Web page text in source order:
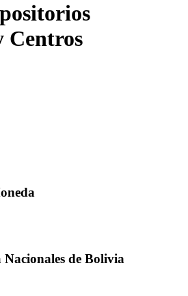
Centros
de Bolivia